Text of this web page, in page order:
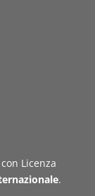
Licenza
.